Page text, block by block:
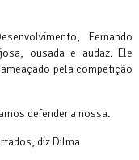
Fernando
ousada e audaz. Ele
pela competição
defender a nossa.
diz Dilma